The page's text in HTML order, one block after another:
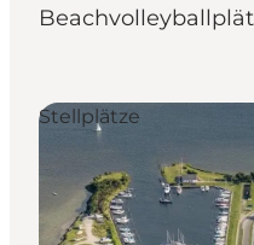
Stellplätze